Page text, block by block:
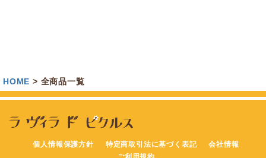
HOME 全商品一覧
個人情報保護方針 特定商取引法に基づく表記
会社情報